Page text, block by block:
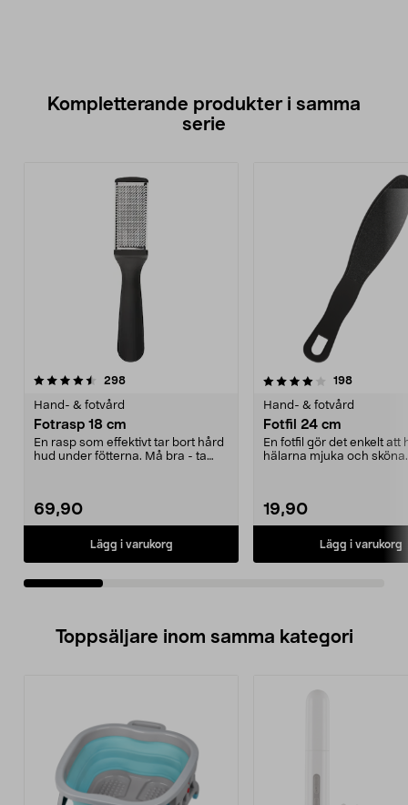
Kompletterande produkter i samma
serie
298recensioner
Hand- & fotvård
Fotrasp 18 cm
En rasp som effektivt tar bort hård
hud under fötterna. Må bra - ta
69,90
Lägg i varukorg
4.0av 5 stjärnor 198
Hand- & fotvård
Fotfil 24 cm
En fotfil gör det enkelt att
hälarna mjuka och
19,90
Lägg i varukorg
4.0av 5 stjärnor
Toppsäljare inom samma kategori